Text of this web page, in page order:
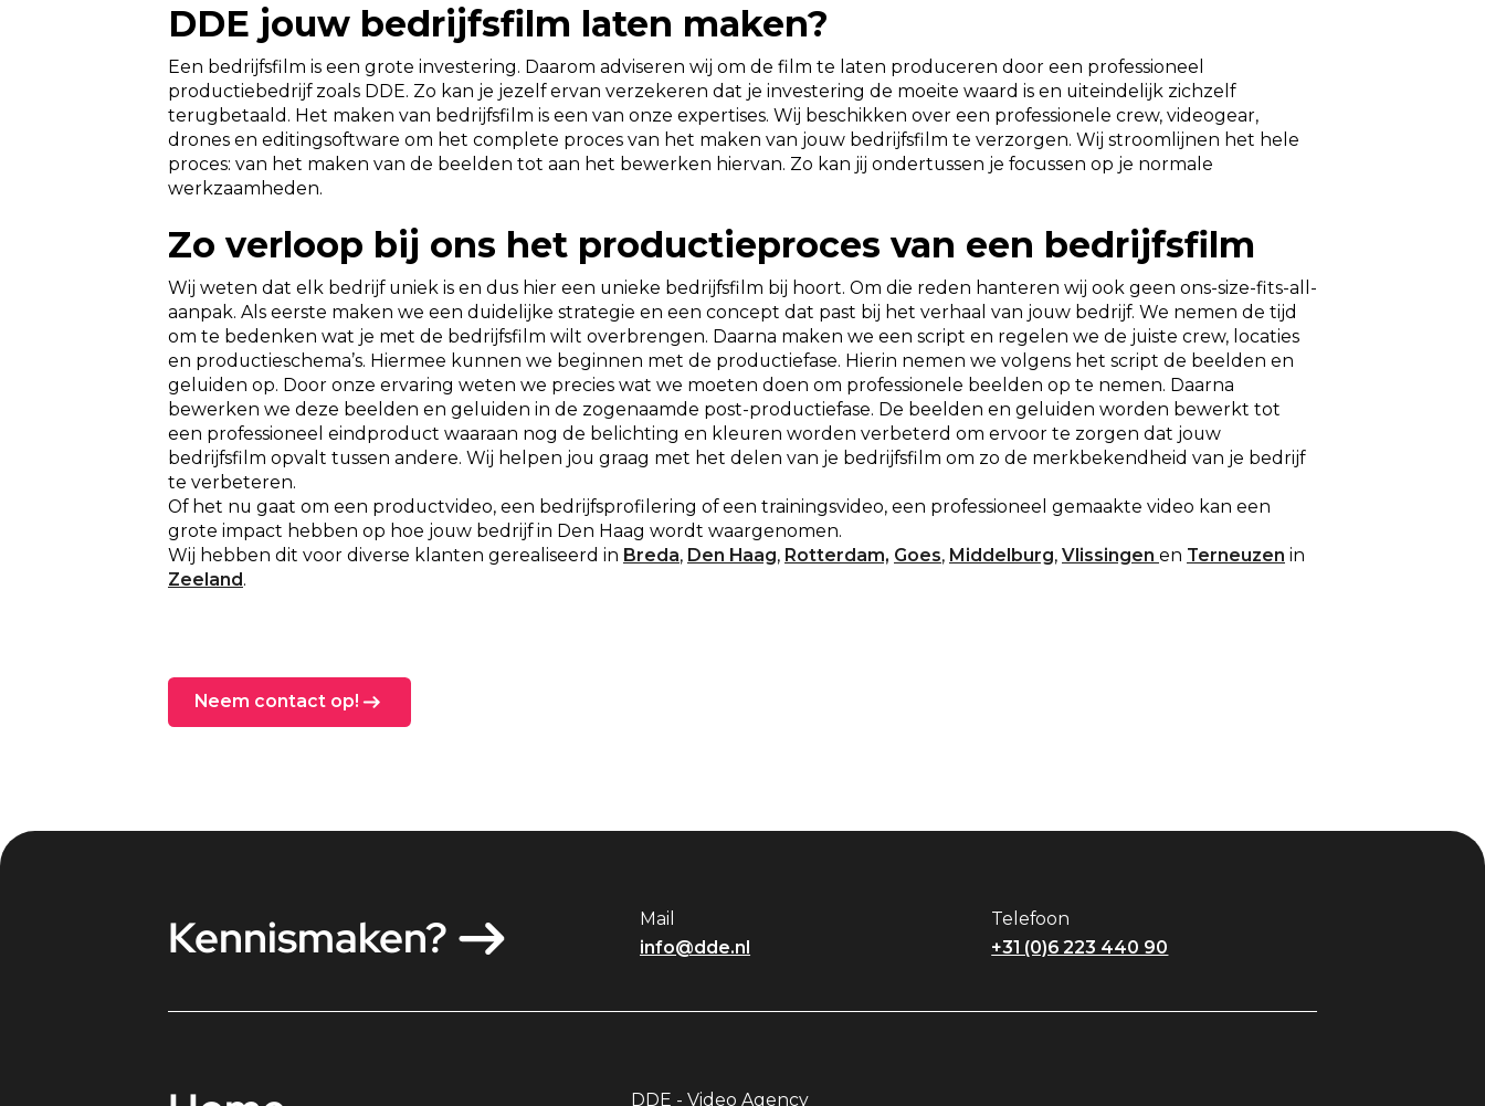
DDE jouw bedrijfsfilm laten maken?
Een bedrijfsfilm is een grote investering. Daarom adviseren wij om de film te laten produceren door een professioneel
productiebedrijf zoals DDE. Zo kan je jezelf ervan verzekeren dat je investering de moeite waard is en uiteindelijk zichzelf
terugbetaald. Het maken van bedrijfsfilm is een van onze expertises. Wij beschikken over een professionele crew, videogear,
drones en editingsoftware om het complete proces van het maken van jouw bedrijfsfilm te verzorgen. Wij stroomlijnen het hele
proces: van het maken van de beelden tot aan het bewerken hiervan. Zo kan jij ondertussen je focussen op je normale
werkzaamheden.
Zo verloop bij ons het productieproces van een bedrijfsfilm
Wij weten dat elk bedrijf uniek is en dus hier een unieke bedrijfsfilm bij hoort. Om die reden hanteren wij ook geen ons-size-fits-all-
aanpak. Als eerste maken we een duidelijke strategie en een concept dat past bij het verhaal van jouw bedrijf. We nemen de tijd
om te bedenken wat je met de bedrijfsfilm wilt overbrengen. Daarna maken we een script en regelen we de juiste crew, locaties
en productieschema’s. Hiermee kunnen we beginnen met de productiefase. Hierin nemen we volgens het script de beelden en
geluiden op. Door onze ervaring weten we precies wat we moeten doen om professionele beelden op te nemen. Daarna
bewerken we deze beelden en geluiden in de zogenaamde post-productiefase. De beelden en geluiden worden bewerkt tot
een professioneel eindproduct waaraan nog de belichting en kleuren worden verbeterd om ervoor te zorgen dat jouw
bedrijfsfilm opvalt tussen andere. Wij helpen jou graag met het delen van je bedrijfsfilm om zo de merkbekendheid van je bedrijf
te verbeteren.
Of het nu gaat om een productvideo, een bedrijfsprofilering of een trainingsvideo, een professioneel gemaakte video kan een
grote impact hebben op hoe jouw bedrijf in Den Haag wordt waargenomen.
Wij hebben dit voor diverse klanten gerealiseerd in Breda, Den Haag, Rotterdam, Goes, Middelburg, Vlissingen en Terneuzen in
Zeeland.
Neem contact op!
Kennismaken?
Mail
info@dde.nl
Telefoon
+31 (0)6 223 440 90
DDE - Video Agency